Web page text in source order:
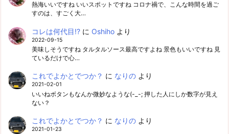
熱海いいですね いいスポットですね コロナ禍で、こんな時間を過ご
すのは、すごく大…
コレは何代目!?に Oshihoより
2022-09-15
美味しそうですね タルタルソース最高ですよね 景色もいいですね 見
ているだけで心…
これでよかとでつか？ に なりのより
2021-02-01
いいねボタンもなんか微妙なような(-_-; 押した人にしか数字が見え
ない？
これでよかとでつか？ に なりのより
2021-01-23